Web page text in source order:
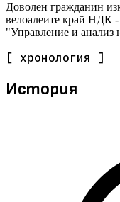
Доволен гражданин
велоалеите край НДК
"Управление и анализ
[ хронология ]
История